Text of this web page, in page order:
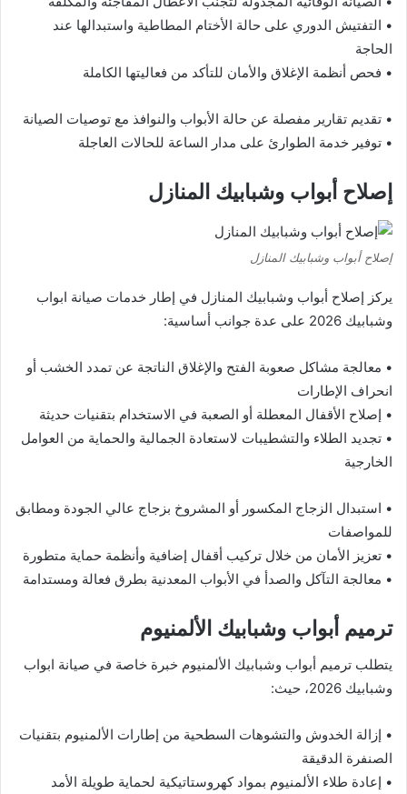
• التفتيش الدوري على حالة الأختام المطاطية واستبدالها عند
الحاجة
• فحص أنظمة الإغلاق والأمان للتأكد من فعاليتها الكاملة
• تقديم تقارير مفصلة عن حالة الأبواب والنوافذ مع توصيات الصيانة
• توفير خدمة الطوارئ على مدار الساعة للحالات العاجلة
إصلاح أبواب وشبابيك المنازل
إصلاح أبواب وشبابيك المنازل
يركز إصلاح أبواب وشبابيك المنازل في إطار خدمات صيانة ابواب
وشبابيك 2026 على عدة جوانب أساسية:
• معالجة مشاكل صعوبة الفتح والإغلاق الناتجة عن تمدد الخشب أو
انحراف الإطارات
• إصلاح الأقفال المعطلة أو الصعبة في الاستخدام بتقنيات حديثة
• تجديد الطلاء والتشطيبات لاستعادة الجمالية والحماية من العوامل
الخارجية
• استبدال الزجاج المكسور أو المشروخ بزجاج عالي الجودة ومطابق
للمواصفات
• تعزيز الأمان من خلال تركيب أقفال إضافية وأنظمة حماية متطورة
• معالجة التآكل والصدأ في الأبواب المعدنية بطرق فعالة ومستدامة
ترميم أبواب وشبابيك الألمنيوم
يتطلب ترميم أبواب وشبابيك الألمنيوم خبرة خاصة في صيانة ابواب
وشبابيك 2026، حيث:
• إزالة الخدوش والتشوهات السطحية من إطارات الألمنيوم بتقنيات
الصنفرة الدقيقة
• إعادة طلاء الألمنيوم بمواد كهروستاتيكية لحماية طويلة الأمد